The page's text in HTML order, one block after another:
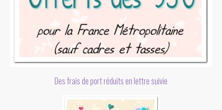
Des frais de port réduits en lettre suivie